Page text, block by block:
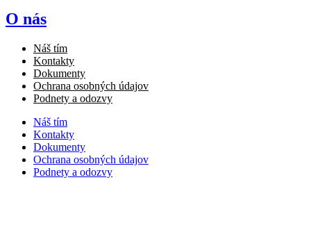
O nás
Náš tím
Kontakty
Dokumenty
Ochrana osobných údajov
Podnety a odozvy
Náš tím
Kontakty
Dokumenty
Ochrana osobných údajov
Podnety a odozvy